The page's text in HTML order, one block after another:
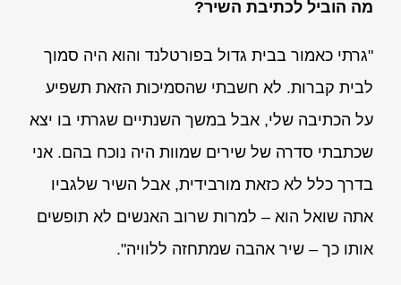
מה הוביל לכתיבת השיר?
"גרתי כאמור בבית גדול בפורטלנד והוא היה סמוך
לבית קברות. לא חשבתי שהסמיכות הזאת תשפיע
על הכתיבה שלי, אבל במשך השנתיים שגרתי בו יצא
שכתבתי סדרה של שירים שמוות היה נוכח בהם. אני
בדרך כלל לא כזאת מורבידית, אבל השיר שלגביו
אתה שואל הוא – למרות שרוב האנשים לא תופשים
אותו כך – שיר אהבה שמתחזה ללוויה".